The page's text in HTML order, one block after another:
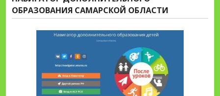
ОБРАЗОВАНИЯ САМАРСКОЙ ОБЛАСТИ